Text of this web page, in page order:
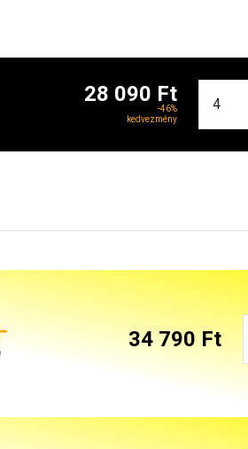
28 090 Ft
-46%
kedvezmény
34 790 Ft